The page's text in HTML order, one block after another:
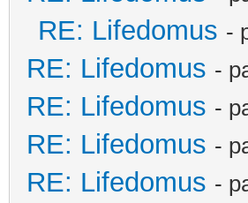
RE: Lifedomus -
RE: Lifedomus -
RE: Lifedomus -
RE: Lifedomus -
RE: Lifedomus -